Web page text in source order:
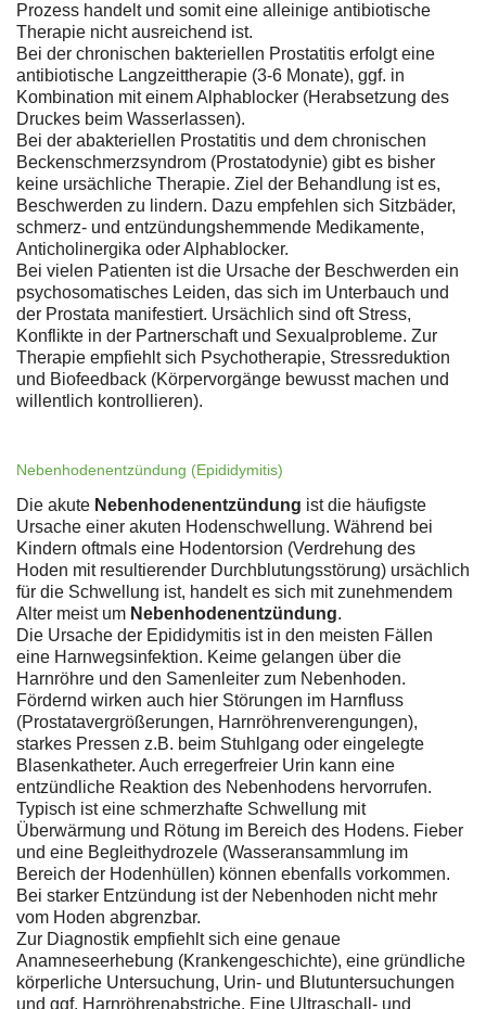
Prozess handelt und somit eine alleinige antibiotische
Therapie nicht ausreichend ist.
Bei der chronischen bakteriellen Prostatitis erfolgt eine
antibiotische Langzeittherapie (3-6 Monate), ggf. in
Kombination mit einem Alphablocker (Herabsetzung des
Druckes beim Wasserlassen).
Bei der abakteriellen Prostatitis und dem chronischen
Beckenschmerzsyndrom (Prostatodynie) gibt es bisher
keine ursächliche Therapie. Ziel der Behandlung ist es,
Beschwerden zu lindern. Dazu empfehlen sich Sitzbäder,
schmerz- und entzündungshemmende Medikamente,
Anticholinergika oder Alphablocker.
Bei vielen Patienten ist die Ursache der Beschwerden ein
psychosomatisches Leiden, das sich im Unterbauch und
der Prostata manifestiert. Ursächlich sind oft Stress,
Konflikte in der Partnerschaft und Sexualprobleme. Zur
Therapie empfiehlt sich Psychotherapie, Stressreduktion
und Biofeedback (Körpervorgänge bewusst machen und
willentlich kontrollieren).
Nebenhodenentzündung (Epididymitis)
Die akute Nebenhodenentzündung ist die häufigste
Ursache einer akuten Hodenschwellung. Während bei
Kindern oftmals eine Hodentorsion (Verdrehung des
Hoden mit resultierender Durchblutungsstörung) ursächlich
für die Schwellung ist, handelt es sich mit zunehmendem
Alter meist um Nebenhodenentzündung.
Die Ursache der Epididymitis ist in den meisten Fällen
eine Harnwegsinfektion. Keime gelangen über die
Harnröhre und den Samenleiter zum Nebenhoden.
Fördernd wirken auch hier Störungen im Harnfluss
(Prostatavergrößerungen, Harnröhrenverengungen),
starkes Pressen z.B. beim Stuhlgang oder eingelegte
Blasenkatheter. Auch erregerfreier Urin kann eine
entzündliche Reaktion des Nebenhodens hervorrufen.
Typisch ist eine schmerzhafte Schwellung mit
Überwärmung und Rötung im Bereich des Hodens. Fieber
und eine Begleithydrozele (Wasseransammlung im
Bereich der Hodenhüllen) können ebenfalls vorkommen.
Bei starker Entzündung ist der Nebenhoden nicht mehr
vom Hoden abgrenzbar.
Zur Diagnostik empfiehlt sich eine genaue
Anamneseerhebung (Krankengeschichte), eine gründliche
körperliche Untersuchung, Urin- und Blutuntersuchungen
und ggf. Harnröhrenabstriche. Eine Ultraschall- und